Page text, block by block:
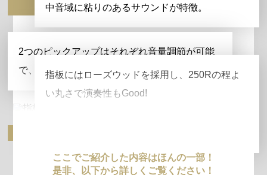
ボディ
中音域に粘りのあるサウンドが特徴。
ピックアップ
2つのピックアップはそれぞれ音量調節が可能
で、多彩な音作りを楽しめます。
指板にはローズウッドを採用し、250Rの程よ
い丸さで演奏性もGood!
ここでご紹介した内容はほんの一部！
是非、以下から詳しくご覧ください！